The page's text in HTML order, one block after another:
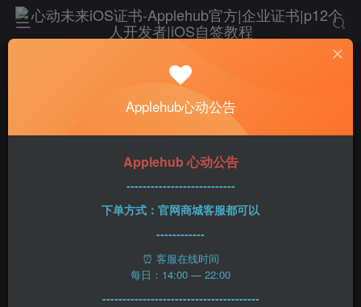
正文
lukai
Applehub心动公告
Applehub 心动公告
---------------------------
下单方式：官网商城客服都可以
------------
⏰ 客服在线时间
每日：14:00 — 22:00
---------------------------------------